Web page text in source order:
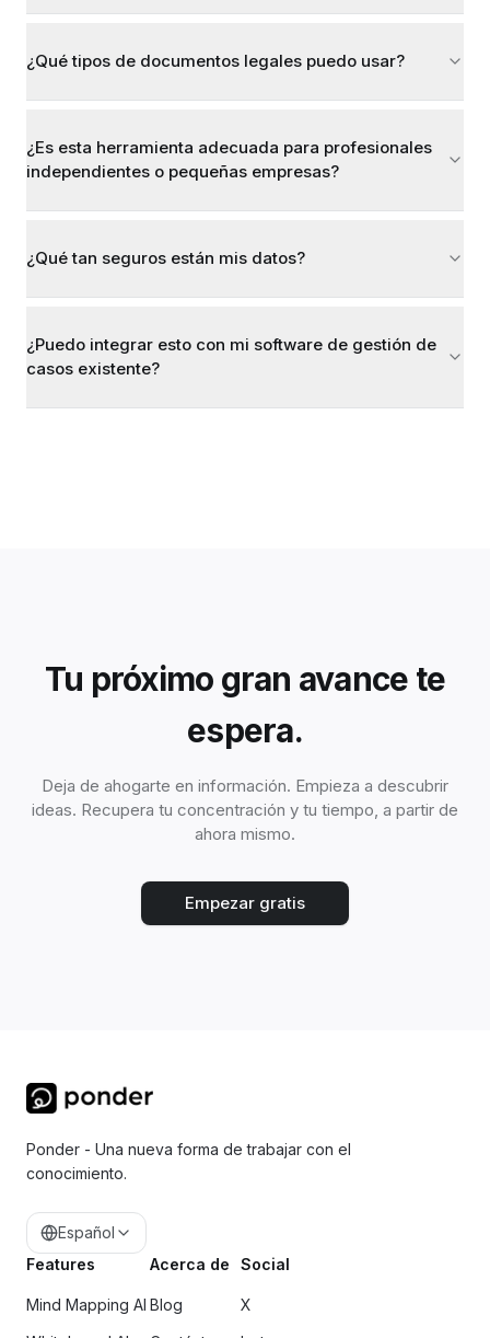
¿Qué tipos de documentos legales puedo usar?
¿Es esta herramienta adecuada para profesionales
independientes o pequeñas empresas?
¿Qué tan seguros están mis datos?
¿Puedo integrar esto con mi software de gestión de
casos existente?
Tu próximo gran avance te
espera.
Deja de ahogarte en información. Empieza a descubrir
ideas. Recupera tu concentración y tu tiempo, a partir de
ahora mismo.
Empezar gratis
Ponder - Una nueva forma de trabajar con el
conocimiento.
Español
Features
Mind Mapping AI
Acerca de
Blog
Social
X